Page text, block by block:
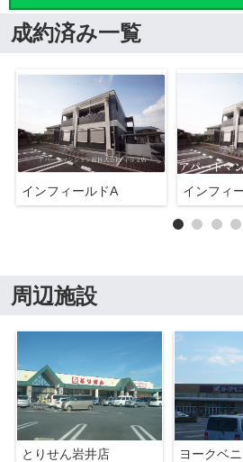
成約済み一覧
インフィールドA インフィ
周辺施設
とりせん岩井店
ヨークベ